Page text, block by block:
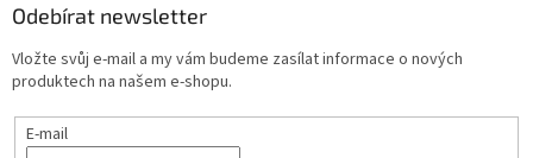
Odebírat newsletter
Vložte svůj e-mail a my vám budeme zasílat informace o nových
produktech na našem e-shopu.
E-mail